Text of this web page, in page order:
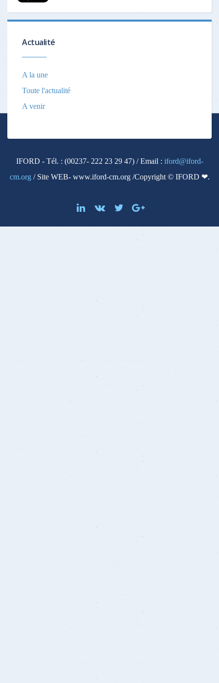
Actualité
A la une
Toute l'actualité
A venir
IFORD - Tél. : (00237- 222 23 29 47) / Email : iford@iford-
cm.org / Site WEB- www.iford-cm.org /Copyright © IFORD ❤.